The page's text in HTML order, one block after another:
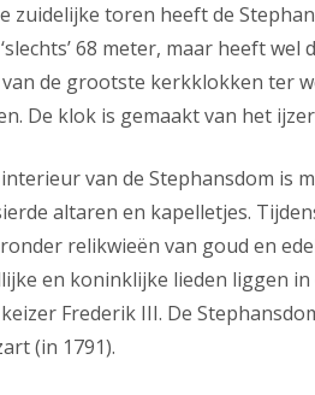
zuidelijke toren heeft de
68 meter, maar heeft
de grootste kerkklokken ter
De klok is gemaakt van het
van de Stephansdom is
altaren en kapelletjes.
relikwieën van goud en
en koninklijke lieden liggen
Frederik III. De
(in 1791).